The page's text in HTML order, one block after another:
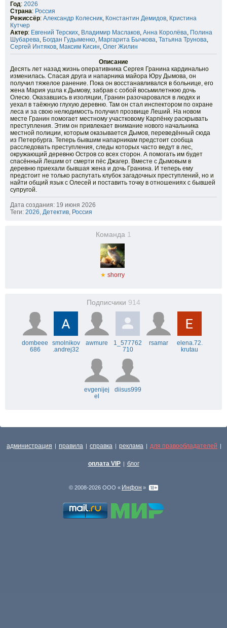
Год: 2026
Страна: Россия
Режиссёр: Александр Колесник, Константин Демидов, Кристина
Кутчер
Актер: Евгений Терских, Владимир Маслаков, Анна Королёва, Полина
Шубарева, Богдан Гудыменко, Маргарита Бычкова, Татьяна Трунова,
Сергей Интяков, Максим Кисин, Олег Жилин
Описание
Десять лет назад жизнь оперативника Сергея Гранина кардинально
изменилась. Спасая друга и напарника майора Юру Дымова, он
получил тяжелое ранение. Пока он восстанавливался в больнице, его
жена Мария ушла к Дымову, забрав с собой восьмилетнюю дочь
Олесю. Оказавшись в изоляции, Гранин разочаровался в людях и
уехал в таёжную глухую деревню. Там он стал инспектором по охране
леса и за свою нелюдимость получил прозвище Леший. На новом
месте Гранин помогает местному участковому Карпёнку раскрывать
преступления. Этим он привлекает внимание нового начальника
местной полиции, которым оказывается Дымов, переведённый сюда
из Петербурга. Теперь бывшим напарникам предстоит сообща
расследовать преступления, следы которых часто ведут в лес,
окружающий деревню Остров со всех сторон. А помогать им будет
спасённый Лешим от смерти пёс Джагер. Вместе с Дымовым в
деревню приехали бывшая жена и дочь Гранина. И теперь ему
предстоит не только распутать клубок загадочных преступлений, но и
найти общий язык с Олесей и поставить точку в отношениях с бывшей
супругой.
Дата создания: 19 июня 2026
Теги: 2026, Детектив, Россия
Команда 1
★ shorry
Подписчики 914
dombeee
686
smolnikov
.andrej32
awmure
1_577762
710
rsamar
elena.72.
krutau
evgenijej
el
diisus999
администрация | правила | справка | реклама | для правообладателей |
оплата VIP | блог
© 2008-2026 ООО « Инфон »